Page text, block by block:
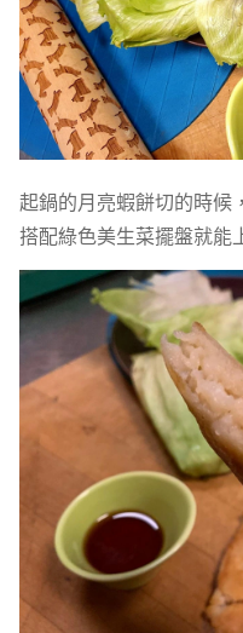
起鍋的月亮蝦餅切的時候
搭配綠色美生菜擺盤就能